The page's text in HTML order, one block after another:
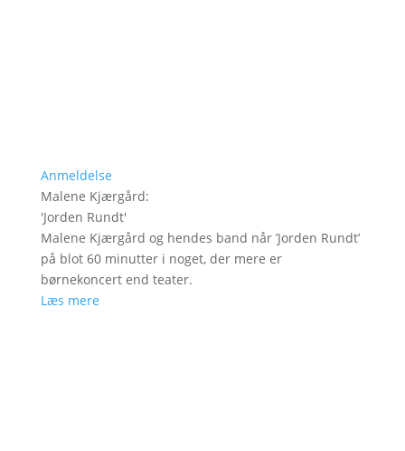
Anmeldelse
Malene Kjærgård:
'Jorden Rundt'
Malene Kjærgård og hendes band når ’Jorden Rundt’
på blot 60 minutter i noget, der mere er
børnekoncert end teater.
Læs mere